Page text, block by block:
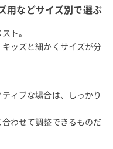
用などサイズ別で選ぶ
ト。
ッズと細かくサイズが分
ィブな場合は、しっかり
わせて調整できるものだ